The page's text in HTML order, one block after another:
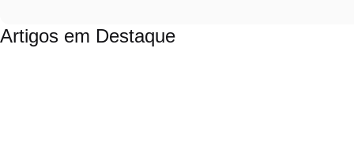
Artigos em Destaque